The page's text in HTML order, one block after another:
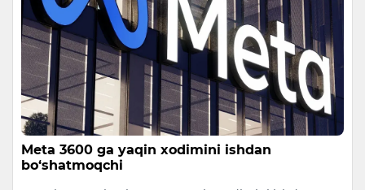
Meta 3600 ga yaqin xodimini ishdan
bo‘shatmoqchi